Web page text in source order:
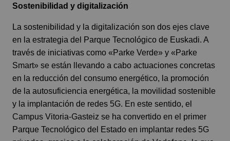
Sostenibilidad y digitalización
La sostenibilidad y la digitalización son dos ejes clave
en la estrategia del Parque Tecnológico de Euskadi. A
través de iniciativas como «Parke Verde» y «Parke
Smart» se están llevando a cabo actuaciones concretas
en la reducción del consumo energético, la promoción
de la autosuficiencia energética, la movilidad sostenible
y la implantación de redes 5G. En este sentido, el
Campus Vitoria-Gasteiz se ha convertido en el primer
Parque Tecnológico del Estado en implantar redes 5G